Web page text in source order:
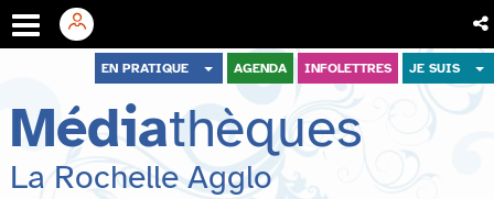
menu
contenu
recherche
EN PRATIQUE AGENDA INFOLETTRES JE SUIS
Médiathèques
La Rochelle Agglo